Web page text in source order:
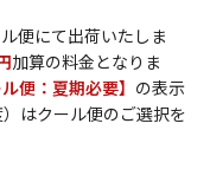
便にて出荷いたしま
加算の料金となりま
ル便：夏期必要】 の表示
はクール便のご選択を